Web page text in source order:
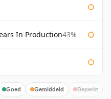
In Production43%
Goed Gemiddeld Beperkt